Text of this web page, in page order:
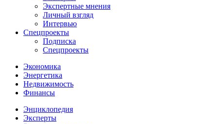
Экспертные мнения
Личный взгляд
Интервью
Спецпроекты
Подписка
Спецпроекты
Экономика
Энергетика
Недвижимость
Финансы
Энциклопедия
Эксперты